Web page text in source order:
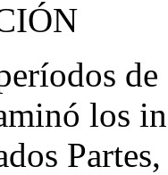
de
los